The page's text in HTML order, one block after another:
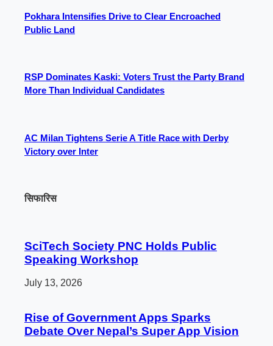
Pokhara Intensifies Drive to Clear Encroached
Public Land
RSP Dominates Kaski: Voters Trust the Party Brand
More Than Individual Candidates
AC Milan Tightens Serie A Title Race with Derby
Victory over Inter
सिफारिस
SciTech Society PNC Holds Public
Speaking Workshop
July 13, 2026
Rise of Government Apps Sparks
Debate Over Nepal’s Super App Vision